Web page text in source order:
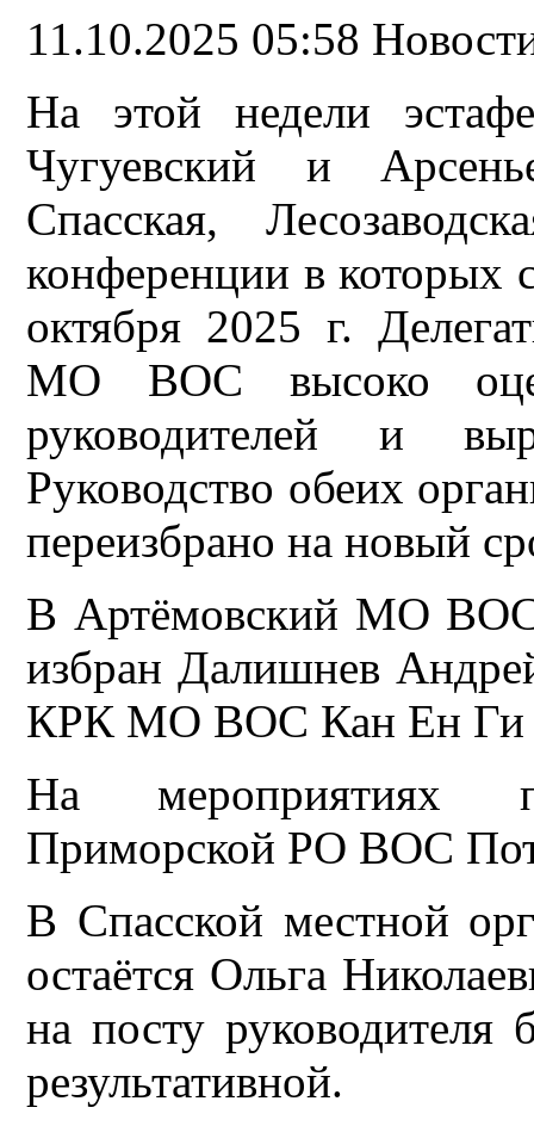
11.10.2025 05:58
На этой недели
Чугуевский и
Спасская,
конференции в которых
октября 2025 г.
МО ВОС высоко
руководителей и
Руководство обеих
переизбрано на новый
В Артёмовский МО
избран Далишнев
КРК МО ВОС Кан Ен Ги
На мероприятиях
Приморской РО ВОС
В Спасской местной
остаётся Ольга
на посту руководителя
результативной.